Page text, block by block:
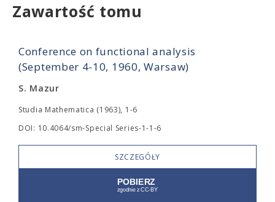
Zawartość tomu
Conference on functional analysis
(September 4-10, 1960, Warsaw)
S. Mazur
Studia Mathematica (1963), 1-6
DOI: 10.4064/sm-Special Series-1-1-6
SZCZEGÓŁY